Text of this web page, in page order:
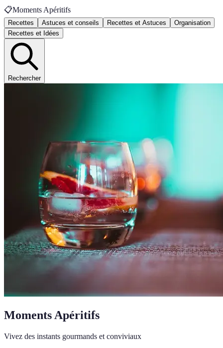
📋Moments Apéritifs
Recettes Astuces et conseils Recettes et Astuces
Organisation
Recettes et Idées
Rechercher
Moments Apéritifs
Vivez des instants gourmands et conviviaux